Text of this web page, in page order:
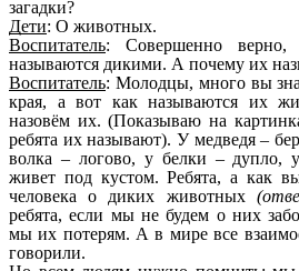
загадки?
Дети: О животных.
Воспитатель: Совершенно
называются дикими. А почему их
Воспитатель: Молодцы, много вы
края, а вот как называются их
назовём их. (Показываю на
ребята их называют). У медведя –
волка – логово, у белки – дупло,
живет под кустом. Ребята, а как
человека о диких животных
ребята, если мы не будем о них
мы их потерям. А в мире все
говорили.